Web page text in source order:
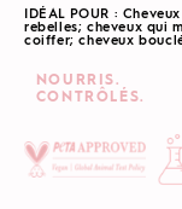
IDÉAL POUR :
rebelles; cheveux qui
coiffer; cheveux
NOURRIS.
CONTRÔLÉS.